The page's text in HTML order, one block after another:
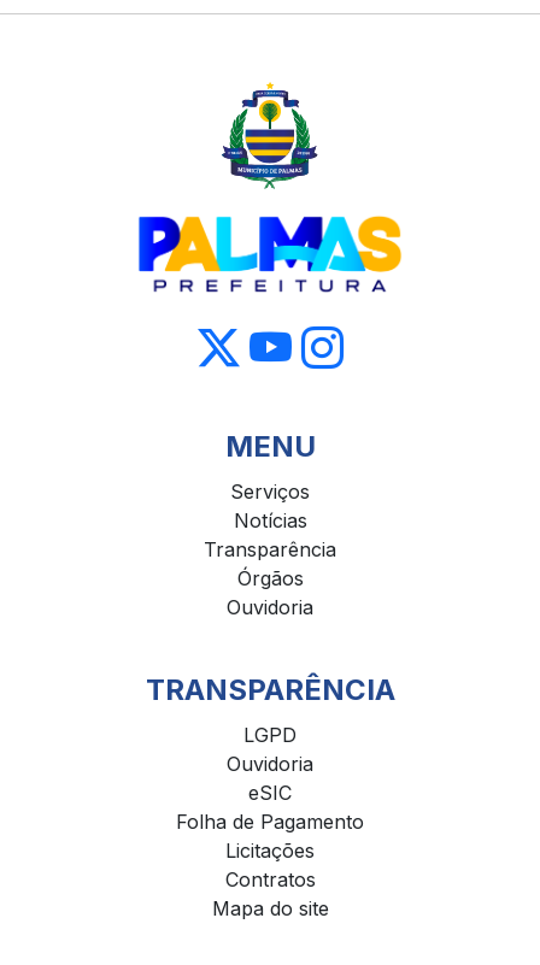
MENU
Serviços
Notícias
Transparência
Órgãos
Ouvidoria
TRANSPARÊNCIA
LGPD
Ouvidoria
eSIC
Folha de Pagamento
Licitações
Contratos
Mapa do site